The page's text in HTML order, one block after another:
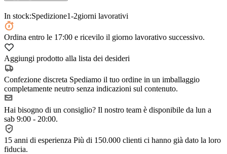
In stock:Spedizione1-2giorni lavorativi
Ordina entro le 17:00 e ricevilo il giorno lavorativo successivo.
Aggiungi prodotto alla lista dei desideri
Confezione discreta Spediamo il tuo ordine in un imballaggio
completamente neutro senza indicazioni sul contenuto.
Hai bisogno di un consiglio? Il nostro team è disponibile da lun a
sab 9:00 - 20:00.
15 anni di esperienza Più di 150.000 clienti ci hanno già dato la loro
fiducia.